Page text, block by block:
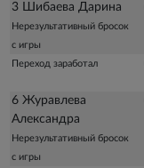
3 Шибаева Дарина
Нерезультативный бросок
с игры
Переход заработал
6 Журавлева
Александра
Нерезультативный бросок
с игры